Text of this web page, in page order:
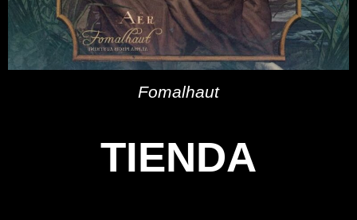
Fomalhaut
TIENDA